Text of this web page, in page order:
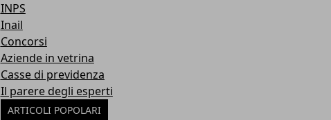
INPS
Inail
Concorsi
Aziende in vetrina
Casse di previdenza
Il parere degli esperti
ARTICOLI POPOLARI